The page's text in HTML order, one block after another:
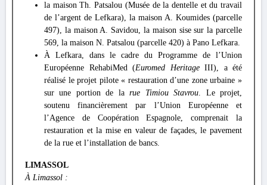
la maison Th. Patsalou (Musée de la dentelle et du travail
de l’argent de Lefkara), la maison A. Koumides (parcelle
497), la maison A. Savidou, la maison sise sur la parcelle
569, la maison N. Patsalou (parcelle 420) à Pano Lefkara.
À Lefkara, dans le cadre du Programme de l’Union
Européenne RehabiMed (Euromed Heritage III), a été
réalisé le projet pilote « restauration d’une zone urbaine »
sur une portion de larue Timiou Stavrou. Le projet,
soutenu financièrement par l’Union Européenne et
l’Agence de Coopération Espagnole, comprenait la
restauration et la mise en valeur de façades, le pavement
de la rue et l’installation de bancs.
LIMASSOL
À Limassol :